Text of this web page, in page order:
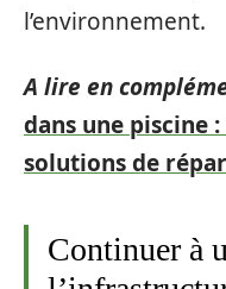
l’environnement.
A lire en
dans une piscine
solutions de
Continuer à